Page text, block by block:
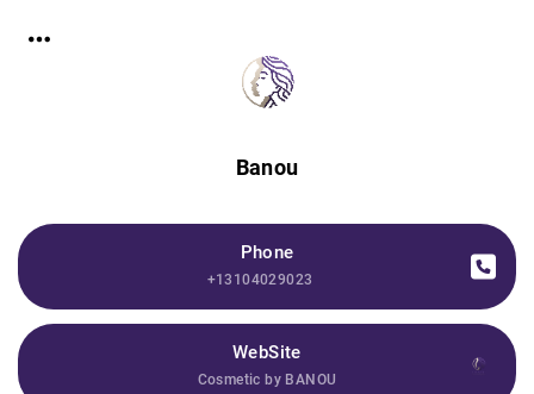
Banou
Phone
+13104029023
WebSite
Cosmetic by BANOU